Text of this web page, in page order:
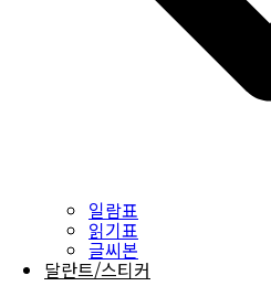
일람표
읽기표
글씨본
달란트/스티커